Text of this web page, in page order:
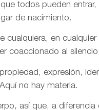
todos pueden
de nacimiento.
cualquiera, en
coaccionado al
expresión,
no hay materia.
así que, a